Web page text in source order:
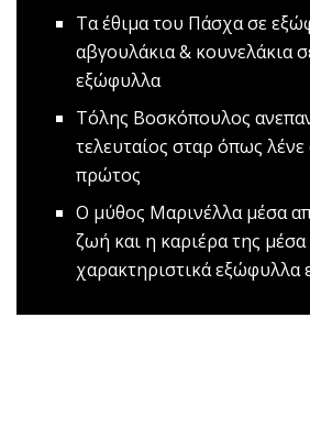
Tα έθιμα του Πάσχα σε
αβγουλάκια & κουνελάκια
εξώφυλλα
Τόλης Βοσκόπουλος
τελευταίος σταρ όπως λένε
πρώτος
Ο μύθος Μαρινέλλα μέσα
ζωή και η καριέρα της
χαρακτηριστικά εξώφυλλα